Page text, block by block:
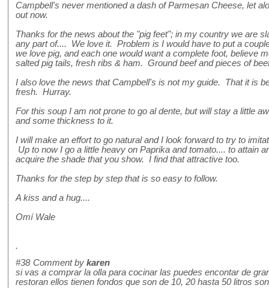
Campbell's never mentioned a dash of Parmesan Cheese, let
out now.
Thanks for the news about the "pig feet"; in my country we are
any part of.... We love it. Problem is I would have to put a
we love pig, and each one would want a complete foot, believe
salted pig tails, fresh ribs & ham. Ground beef and pieces of
I also love the news that Campbell's is not my guide. That it is
fresh. Hurray.
For this soup I am not prone to go al dente, but will stay a little
and some thickness to it.
I will make an effort to go natural and I look forward to try to
Up to now I go a little heavy on Paprika and tomato.... to attain
acquire the shade that you show. I find that attractive too.
Thanks for the step by step that is so easy to follow.
A kiss and a hug....
Omí Wale
.
#38 Comment by karen
si vas a comprar la olla para cocinar las puedes encontar de
restoran ellos tienen fondos que son de 10, 20 hasta 50 litros